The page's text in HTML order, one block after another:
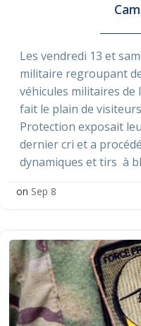
Les vendredi 13 et
militaire regroupant
véhicules militaires de
fait le plain de
Protection exposait
dernier cri et a
dynamiques et tirs à
on Sep 8